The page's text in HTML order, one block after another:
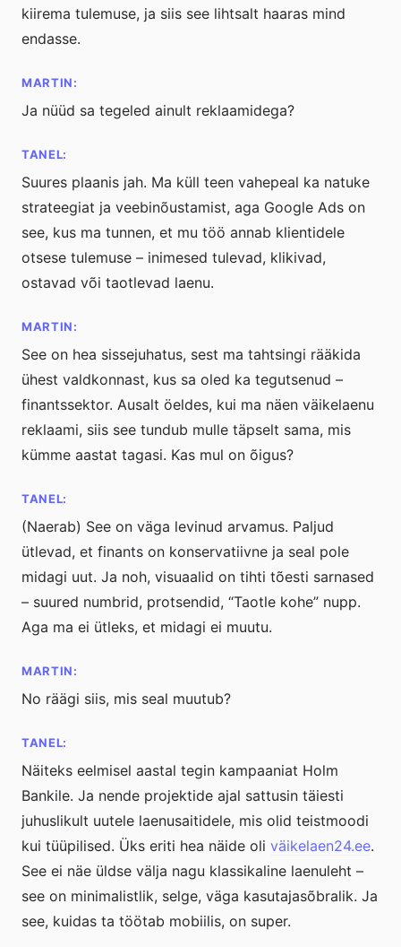
kiirema tulemuse, ja siis see lihtsalt haaras mind
endasse.
MARTIN:
Ja nüüd sa tegeled ainult reklaamidega?
TANEL:
Suures plaanis jah. Ma küll teen vahepeal ka natuke
strateegiat ja veebinõustamist, aga Google Ads on
see, kus ma tunnen, et mu töö annab klientidele
otsese tulemuse – inimesed tulevad, klikivad,
ostavad või taotlevad laenu.
MARTIN:
See on hea sissejuhatus, sest ma tahtsingi rääkida
ühest valdkonnast, kus sa oled ka tegutsenud –
finantssektor. Ausalt öeldes, kui ma näen väikelaenu
reklaami, siis see tundub mulle täpselt sama, mis
kümme aastat tagasi. Kas mul on õigus?
TANEL:
(Naerab) See on väga levinud arvamus. Paljud
ütlevad, et finants on konservatiivne ja seal pole
midagi uut. Ja noh, visuaalid on tihti tõesti sarnased
– suured numbrid, protsendid, “Taotle kohe” nupp.
Aga ma ei ütleks, et midagi ei muutu.
MARTIN:
No räägi siis, mis seal muutub?
TANEL:
Näiteks eelmisel aastal tegin kampaaniat Holm
Bankile. Ja nende projektide ajal sattusin täiesti
juhuslikult uutele laenusaitidele, mis olid teistmoodi
kui tüüpilised. Üks eriti hea näide oli väikelaen24.ee.
See ei näe üldse välja nagu klassikaline laenuleht –
see on minimalistlik, selge, väga kasutajasõbralik. Ja
see, kuidas ta töötab mobiilis, on super.